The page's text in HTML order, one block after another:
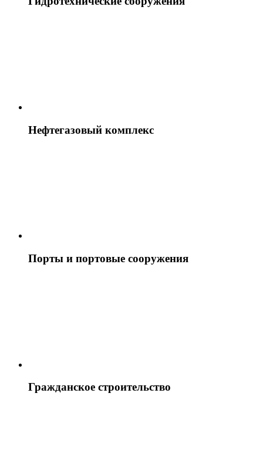
Нефтегазовый комплекс
Порты и портовые сооружения
Гражданское строительство